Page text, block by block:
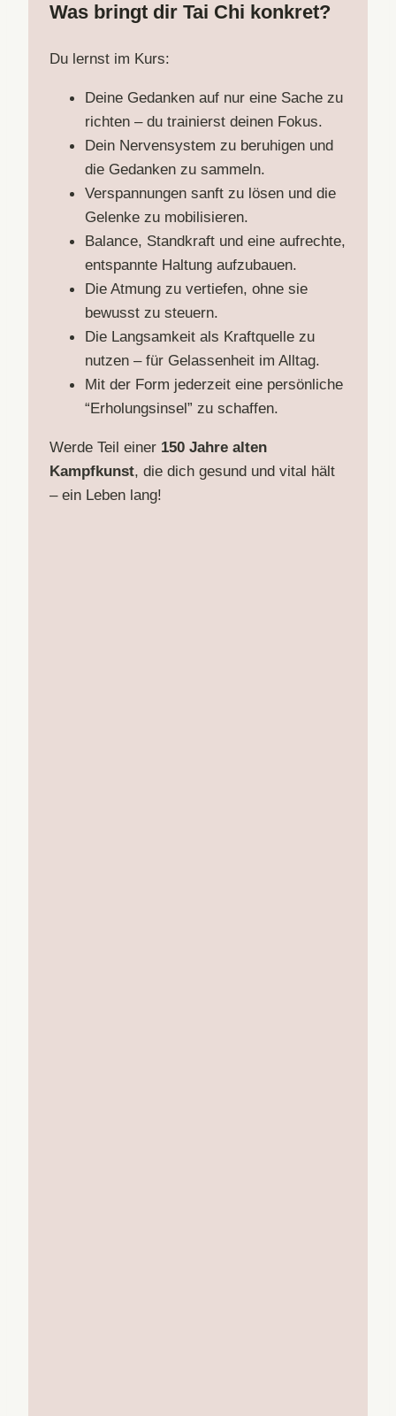
Was bringt dir Tai Chi konkret?
Du lernst im Kurs:
Deine Gedanken auf nur eine Sache zu
richten – du trainierst deinen Fokus.
Dein Nervensystem zu beruhigen und
die Gedanken zu sammeln.
Verspannungen sanft zu lösen und die
Gelenke zu mobilisieren.
Balance, Standkraft und eine aufrechte,
entspannte Haltung aufzubauen.
Die Atmung zu vertiefen, ohne sie
bewusst zu steuern.
Die Langsamkeit als Kraftquelle zu
nutzen – für Gelassenheit im Alltag.
Mit der Form jederzeit eine persönliche
“Erholungsinsel” zu schaffen.
Werde Teil einer 150 Jahre alten
Kampfkunst, die dich gesund und vital hält
– ein Leben lang!